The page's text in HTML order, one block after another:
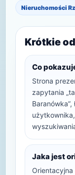
Nieruchomości
Krótkie
Co
Strona
zapytania
Jaka jest